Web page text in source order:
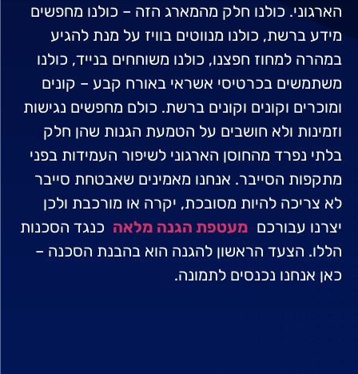
הארגוני. כולנו חלק מהמארג הזה – כולנו מחפשים
מידע ברשת, כולנו מנווטים בוויז על מנת להגיע
במהרה למחוז חפצנו, כולנו משוחחים בנייד, כולנו
משתמשים בכרטיסי אשראי באורח קבע – קונים
ומוכרים וקונים וקונים ברשת. כולם מחפשים נגישות
וזמינות ולא חושבים על הטמעת הגנות שהן חלק
בלתי נפרד מהחוסן הארגוני לשיפור העמידות בפני
מתקפות הסייבר. אנחנו מאמינים שאבטחת סייבר
לא צריכה להיות מסובכת, יקרה או מורכבת ולכן
יצרנו עבורכם מעטפת הגנה מלאה כנגד הסכנות
הללו. הצעד הראשון להגנה הוא בהבנת הסכנה –
כאן אנחנו נכנסים לתמונה.